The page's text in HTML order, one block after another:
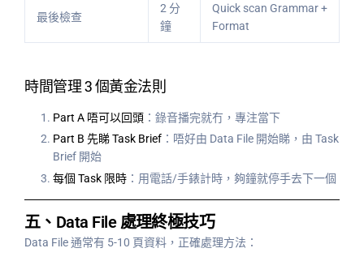
最後檢查
2 分
鐘
Quick scan Grammar +
Format
時間管理 3 個黃金法則
Part A 唔可以回頭 ：錄音播完就冇，專注當下
Part B 先睇 Task Brief ：唔好由 Data File 開始睇，由 Task
Brief 開始
每個 Task 限時 ：用電話/手錶計時，夠鐘就停手去下一個
五、Data File 處理終極技巧
Data File 通常有 5-10 頁資料，正確處理方法：